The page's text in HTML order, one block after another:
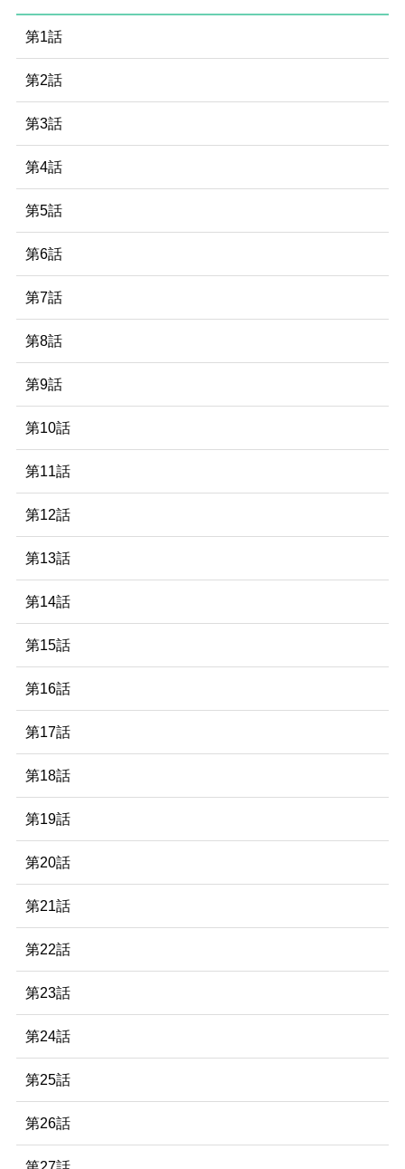
第1話
第2話
第3話
第4話
第5話
第6話
第7話
第8話
第9話
第10話
第11話
第12話
第13話
第14話
第15話
第16話
第17話
第18話
第19話
第20話
第21話
第22話
第23話
第24話
第25話
第26話